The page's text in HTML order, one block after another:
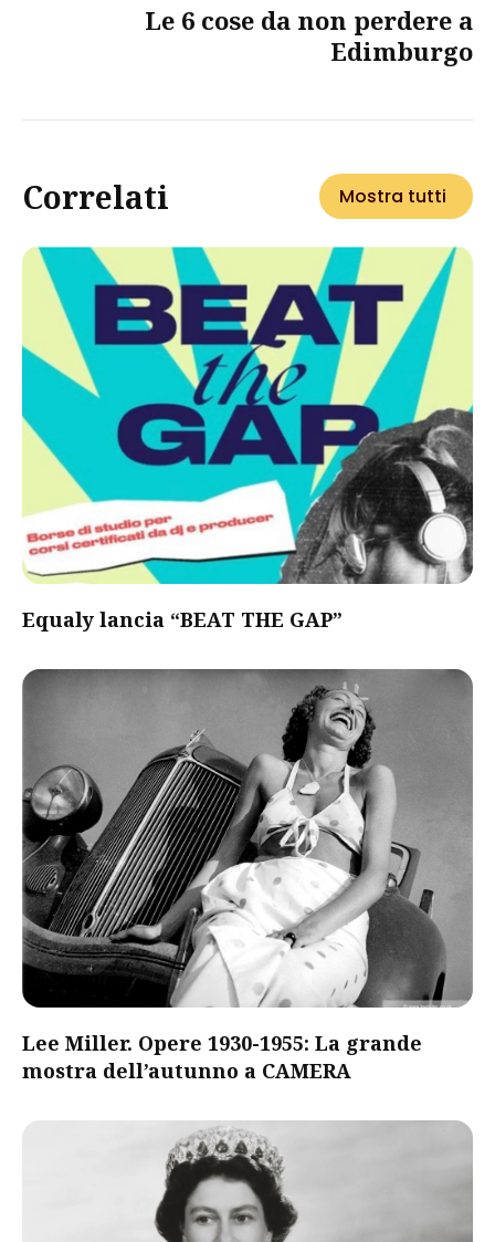
Le 6 cose da non perdere a
Edimburgo
Correlati Mostra tutti
Equaly lancia “BEAT THE GAP”
Lee Miller. Opere 1930-1955: La grande
mostra dell’autunno a CAMERA